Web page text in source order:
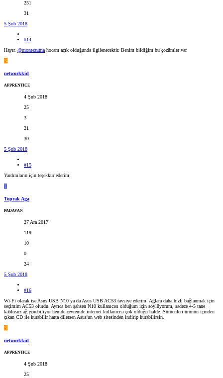
251
31
5 Şub 2018
#14
Hayır. @montezumahocam açık olduğunda ilgilenecektir. Benim bildiğim bu çözümler var.
N
networkkid
APPRENTICE
4 Şub 2018
25
3
21
30
5 Şub 2018
#15
Yardımların için teşekkür ederim
T
Toprak Aga
PADAVAN
27 Ara 2017
119
10
0
24
5 Şub 2018
#16
Wi-Fi olarak ise Asus USB N10 ya da Asus USB AC53 tavsiye ederim. Ağlara daha hızlı bağlanmak için
seçimim AC53 olurdu. Ayrıca ben şahsen N10 kullanıcısı olduğum için söylüyorum, sadece 4-5 tane
kablosuz ağ görebiliyor hemde çevremde internet kullanıcısı çok olduğu halde. Sürücüleri ürünün içinden
çıkan CD ile kurabilir hatta dilersen Asus'un web sitesinden indirip kurabilirsin.
N
networkkid
APPRENTICE
4 Şub 2018
25